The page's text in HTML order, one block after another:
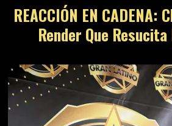
REACCIÓN EN CADENA:
Render Que